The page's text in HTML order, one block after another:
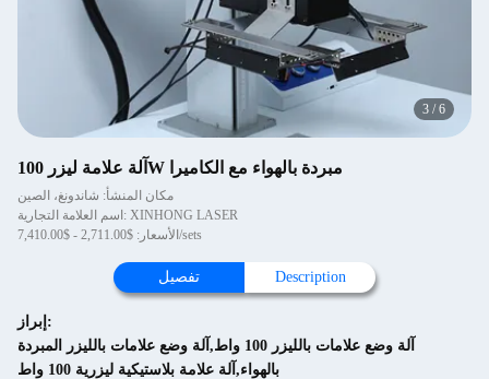
3 /6
آلة علامة ليزر 100W مبردة بالهواء مع الكاميرا
مكان المنشأ: شاندونغ، الصين
اسم العلامة التجارية: XINHONG LASER
الأسعار: $2,711.00 - $7,410.00/sets
تفصيل Description
إبراز:
آلة وضع علامات بالليزر 100 واط,آلة وضع علامات بالليزر المبردة
بالهواء,آلة علامة بلاستيكية ليزرية 100 واط